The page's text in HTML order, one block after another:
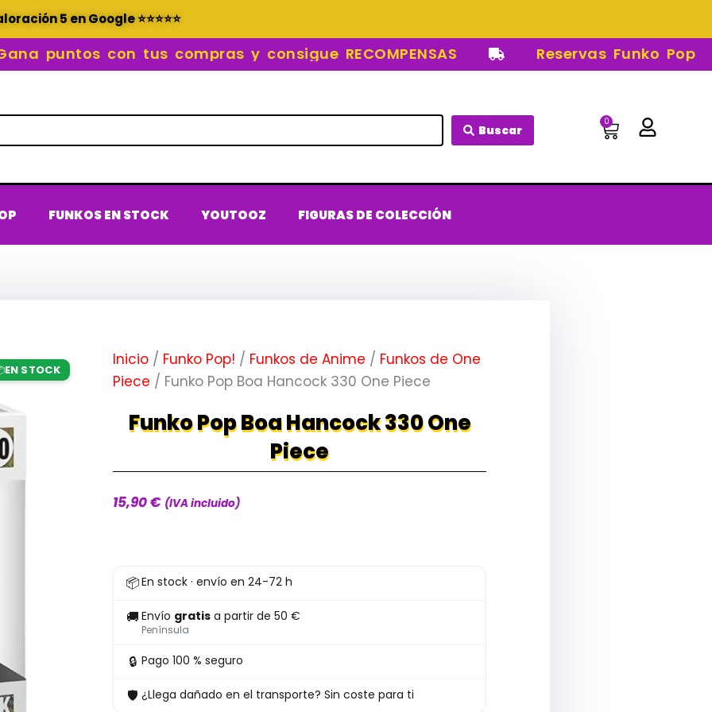
5 en Google ⭐⭐⭐⭐⭐
puntos con tus compras y consigue RECOMPENSAS Reservas Funko Pop
Buscar
0
Carrito
FUNKOS EN STOCK YOUTOOZ FIGURAS DE COLECCIÓN
EN STOCK
Inicio / Funko Pop! / Funkos de Anime / Funkos de One
Piece / Funko Pop Boa Hancock 330 One Piece
Funko Pop Boa Hancock 330 One
Piece
15,90€ (IVA incluido)
📦En stock · envío en 24-72 h
🚚 Envío gratis a partir de 50 €
Península
🔒 Pago 100 % seguro
🛡 ¿Llega dañado en el transporte? Sin coste para ti
Pop
Boa
Hancock
330
Piece